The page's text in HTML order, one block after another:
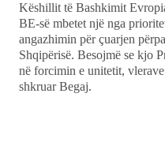
Këshillit të Bashkimit
BE-së mbetet një nga
angazhimin për çuarjen
Shqipërisë. Besojmë se kjo
në forcimin e unitetit,
shkruar Begaj.